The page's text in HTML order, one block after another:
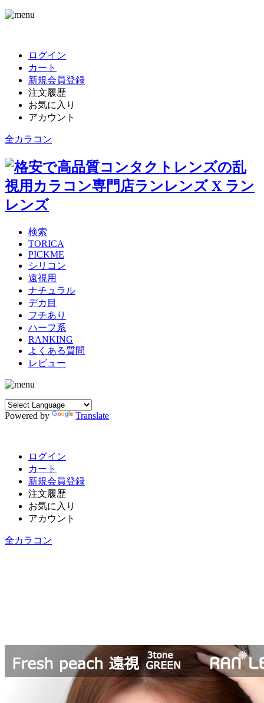
ログイン
カート
新規会員登録
注文履歴
お気に入り
アカウント
全カラコン
検索
TORICA
PICKME
シリコン
遠視用
ナチュラル
デカ目
フチあり
ハーフ系
RANKING
よくある質問
レビュー
Powered by Translate
ログイン
カート
新規会員登録
注文履歴
お気に入り
アカウント
全カラコン